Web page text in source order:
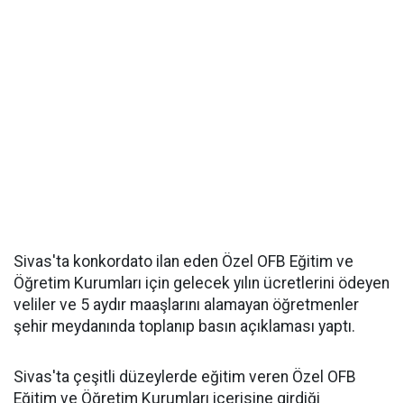
Sivas'ta konkordato ilan eden Özel OFB Eğitim ve
Öğretim Kurumları için gelecek yılın ücretlerini ödeyen
veliler ve 5 aydır maaşlarını alamayan öğretmenler
şehir meydanında toplanıp basın açıklaması yaptı.
Sivas'ta çeşitli düzeylerde eğitim veren Özel OFB
Eğitim ve Öğretim Kurumları içerisine girdiği